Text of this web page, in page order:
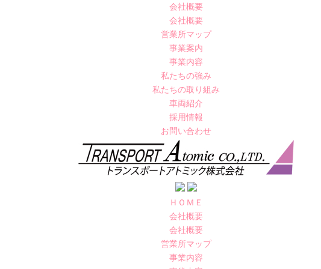
会社概要
会社概要
営業所マップ
事業案内
事業内容
私たちの強み
私たちの取り組み
車両紹介
採用情報
お問い合わせ
ＨＯＭＥ
会社概要
会社概要
営業所マップ
事業内容